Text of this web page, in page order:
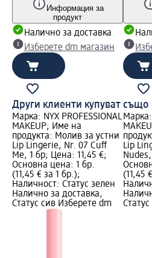
Информация за
продукт
Налично за доставка
Изберете dm магазин
Други клиенти купуват също
Марка: NYX PROFESSIONAL
MAKEUP; Име на
продукта: Молив за устни
Lip Lingerie, Nr. 07 Cuff
Me, 1 бр; Цена: 11,45 €;
Основна цена: 1 бр.
(11,45 € за 1 бр.);
Наличност: Статус зелен
Налично за доставка,
Статус сив Изберете dm
Марка:
Lip
(11,45